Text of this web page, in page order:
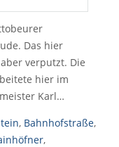
Das hier
verputzt. Die
hier im
Karl…
, Bahnhofstraße,
,